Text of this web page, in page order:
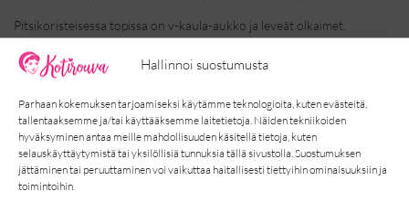
Hallinnoi suostumusta
Parhaan kokemuksen tarjoamiseksi käytämme teknologioita, kuten evästeitä,
tallentaaksemme ja/tai käyttääksemme laitetietoja. Näiden tekniikoiden
hyväksyminen antaa meille mahdollisuuden käsitellä tietoja, kuten
selauskäyttäytymistä tai yksilöllisiä tunnuksia tällä sivustolla. Suostumuksen
jättäminen tai peruuttaminen voi vaikuttaa haitallisesti tiettyihin ominaisuuksiin ja
toimintoihin.
Pitsikoristeisessa topissa on v-kaula-aukko ja leveät olkaimet.
mittojensa puolesta aina koosta 42 kokoon 46 asti. Tutustuthan
TUTUSTU MYÖS...